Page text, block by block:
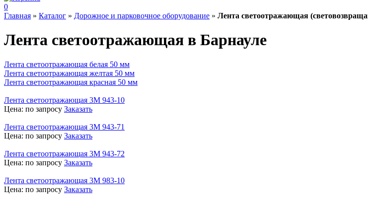
0
Главная » Каталог » Дорожное и парковочное оборудование » Лента светоотражающая
Лента светоотражающая в Барнауле
Лента светоотражающая белая 50 мм
Лента светоотражающая желтая 50 мм
Лента светоотражающая красная 50 мм
Лента светоотражающая 3М 943-10
Цена: по запросу Заказать
Лента светоотражающая 3М 943-71
Цена: по запросу Заказать
Лента светоотражающая 3М 943-72
Цена: по запросу Заказать
Лента светоотражающая 3М 983-10
Цена: по запросу Заказать